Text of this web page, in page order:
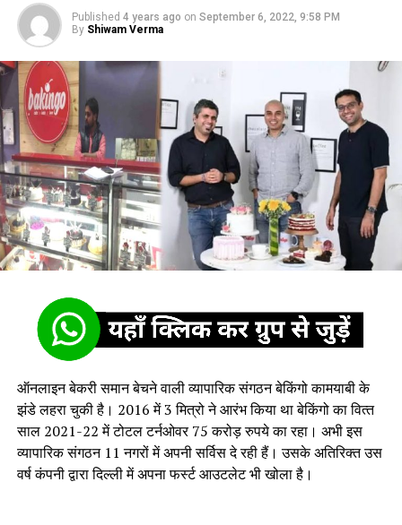
Published 4 years ago on September 6, 2022, 9:58 PM
By Shiwam Verma
ऑनलाइन बेकरी समान बेचने वाली व्यापारिक संगठन बेकिंगो कामयाबी के
झंडे लहरा चुकी है। 2016 में 3 मित्रो ने आरंभ किया था बेकिंगो का वित्‍त
साल 2021-22 में टोटल टर्नओवर 75 करोड़ रुपये का रहा। अभी इस
व्यापारिक संगठन 11 नगरों में अपनी सर्विस दे रही हैं। उसके अतिरिक्त उस
वर्ष कंपनी द्वारा दिल्‍ली में अपना फर्स्ट आउटलेट भी खोला है।